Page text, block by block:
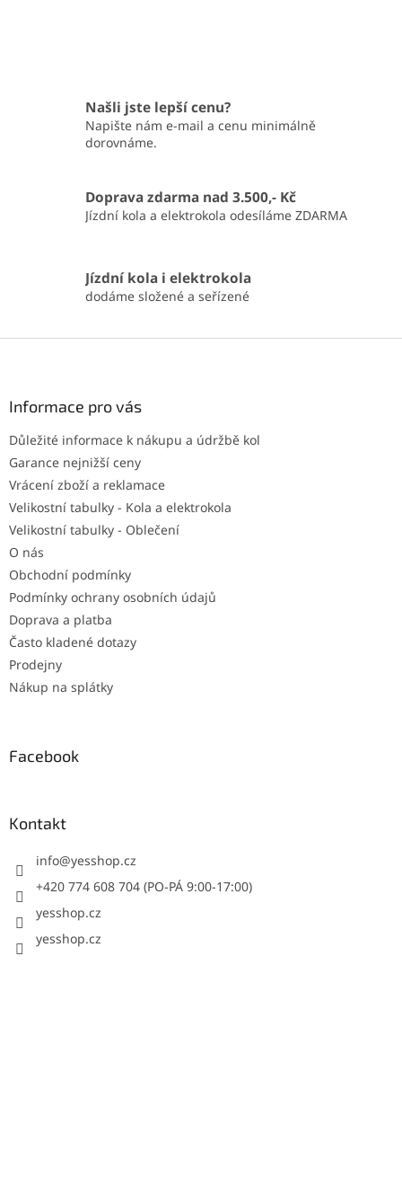
Našli jste lepší cenu?
Napište nám e-mail a cenu minimálně
dorovnáme.
Doprava zdarma nad 3.500,- Kč
Jízdní kola a elektrokola odesíláme ZDARMA
Jízdní kola i elektrokola
dodáme složené a seřízené
Informace pro vás
Důležité informace k nákupu a údržbě kol
Garance nejnižší ceny
Vrácení zboží a reklamace
Velikostní tabulky - Kola a elektrokola
Velikostní tabulky - Oblečení
O nás
Obchodní podmínky
Podmínky ochrany osobních údajů
Doprava a platba
Často kladené dotazy
Prodejny
Nákup na splátky
Facebook
Kontakt
info@yesshop.cz
+420 774 608 704 (PO-PÁ 9:00-17:00)
yesshop.cz
yesshop.cz